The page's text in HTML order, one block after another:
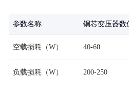
参数名称 铜芯变压器数
空载损耗（W） 40-60
负载损耗（W） 200-250